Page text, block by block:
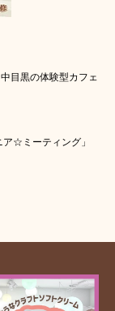
目黒の体験型カフェ
ア☆ミーティング」